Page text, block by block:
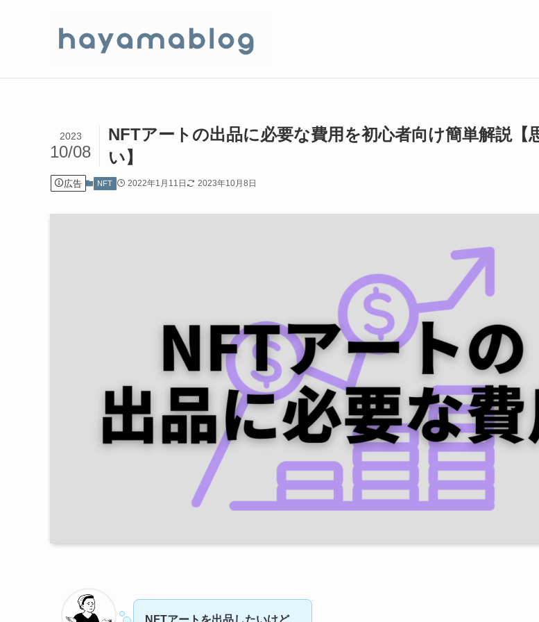
NFTアートの出品に必要な費用を初心者向け簡単解説【
い】
2023
10/08
広告 NFT 2022年1月11日 2023年10月8日
NFTアートを出品したいけど、